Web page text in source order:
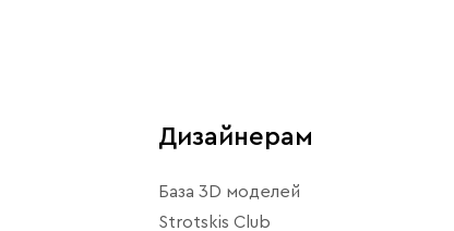
Дизайнерам
База 3D моделей
Strotskis Club